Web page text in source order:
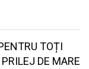
TOȚI
DE MARE